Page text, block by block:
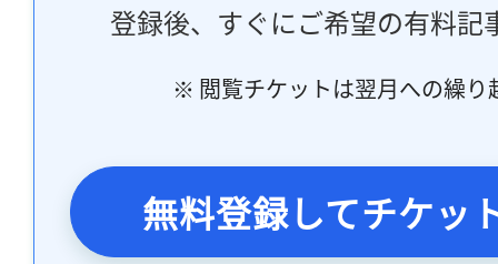
登録後、すぐにご希望の有料記
※ 閲覧チケットは翌月への繰り
無料登録してチケッ